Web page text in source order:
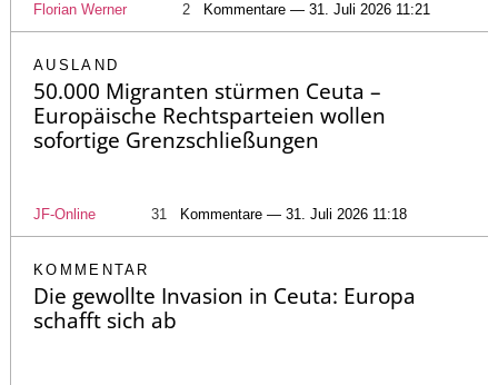
Florian Werner 2 Kommentare — 31. Juli 2026 11:21
AUSLAND
50.000 Migranten stürmen Ceuta –
Europäische Rechtsparteien wollen
sofortige Grenzschließungen
JF-Online 31 Kommentare — 31. Juli 2026 11:18
KOMMENTAR
Die gewollte Invasion in Ceuta: Europa
schafft sich ab